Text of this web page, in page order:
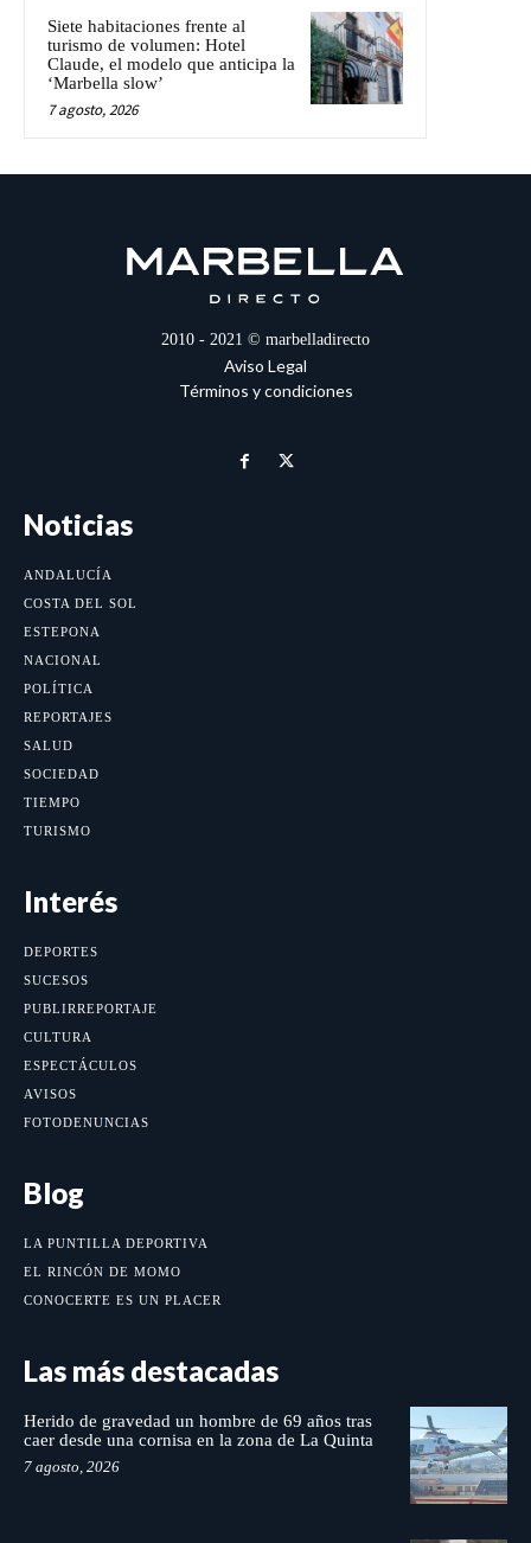
Siete habitaciones frente al
turismo de volumen: Hotel
Claude, el modelo que anticipa la
‘Marbella slow’
7 agosto, 2026
2010 - 2021 © marbelladirecto
Aviso Legal
Términos y condiciones
Noticias
ANDALUCÍA
COSTA DEL SOL
ESTEPONA
NACIONAL
POLÍTICA
REPORTAJES
SALUD
SOCIEDAD
TIEMPO
TURISMO
Interés
DEPORTES
SUCESOS
PUBLIRREPORTAJE
CULTURA
ESPECTÁCULOS
AVISOS
FOTODENUNCIAS
Blog
LA PUNTILLA DEPORTIVA
EL RINCÓN DE MOMO
CONOCERTE ES UN PLACER
Las más destacadas
Herido de gravedad un hombre de 69 años tras
caer desde una cornisa en la zona de La Quinta
7 agosto, 2026